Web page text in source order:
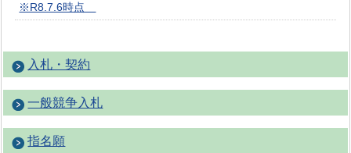
※R8.7.6時点
入札・契約
一般競争入札
指名願